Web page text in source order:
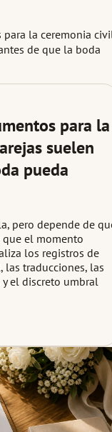
la ceremonia
de que la boda
para la
suelen
pueda
pero depende de
que el momento
los registros de
traducciones, las
el discreto umbral